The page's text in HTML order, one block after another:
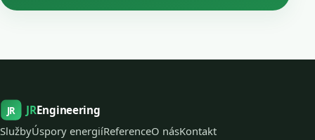
JR JREngineering
SlužbyÚspory energiíReferenceO násKontakt